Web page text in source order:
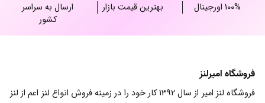
100% اورجینال بهترین قیمت بازار
ارسال به سراسر
کشور
فروشگاه امیرلنز
فروشگاه لنز امیر از سال 1392 کار خود را در زمینه فروش انواع لنز اعم از لنز